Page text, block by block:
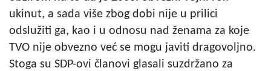
ukinut, a sada više zbog dobi nije u prilici
odslužiti ga, kao i u odnosu nad ženama za koje
TVO nije obvezno već se mogu javiti dragovoljno.
Stoga su SDP-ovi članovi glasali suzdržano za